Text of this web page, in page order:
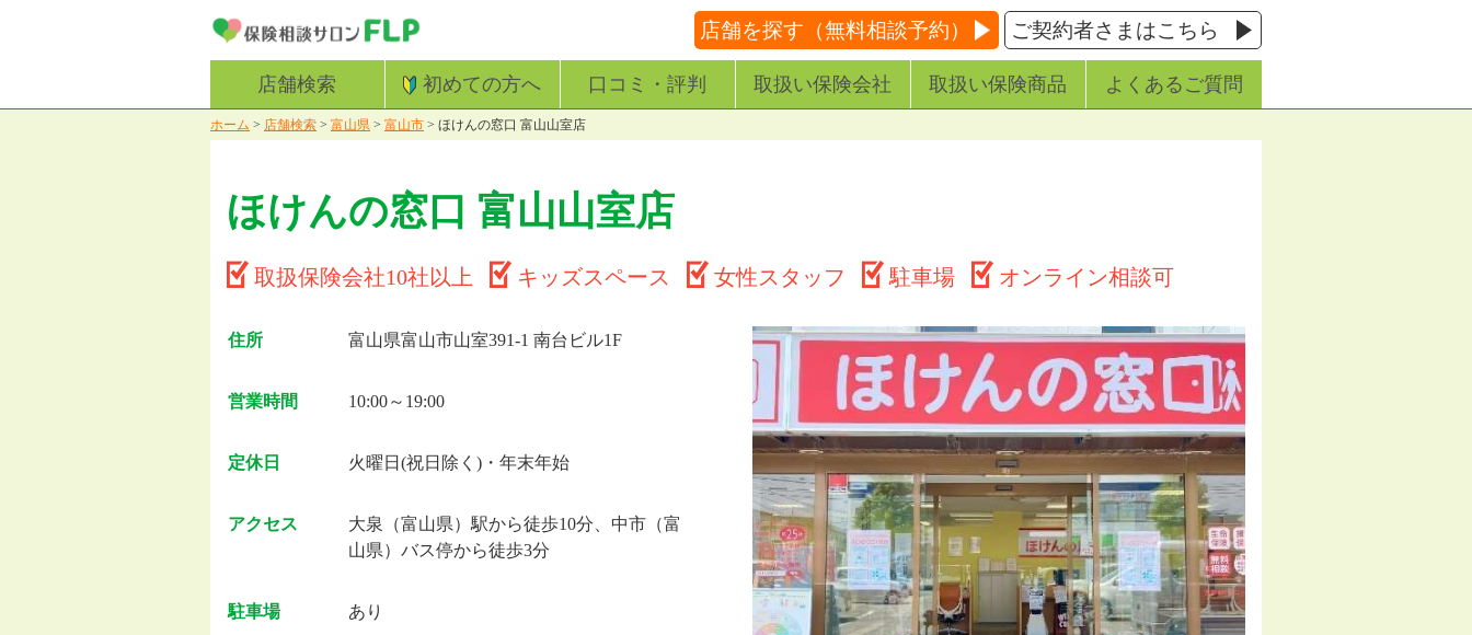
店舗を探す（無料相談予約） ご契約者さまはこちら
店舗検索 初めての方へ 口コミ・評判 取扱い保険会社 取扱い保険商品 よくあるご質問
ホーム > 店舗検索 > 富山県 > 富山市 > ほけんの窓口 富山山室店
ほけんの窓口 富山山室店
取扱保険会社10社以上 キッズスペース 女性スタッフ 駐車場 オンライン相談可
住所 富山県富山市山室391-1 南台ビル1F
営業時間 10:00～19:00
定休日 火曜日(祝日除く)・年末年始
アクセス
大泉（富山県）駅から徒歩10分、中市（富
山県）バス停から徒歩3分
駐車場 あり